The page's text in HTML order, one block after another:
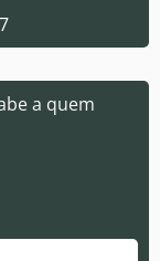
a quem